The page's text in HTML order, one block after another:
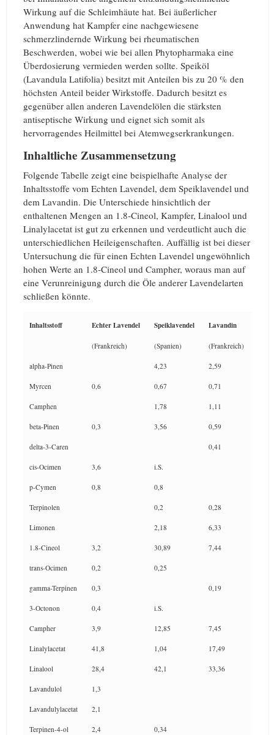
Wirkung auf die Schleimhäute hat. Bei äußerlicher
Anwendung hat Kampfer eine nachgewiesene
schmerzlindernde Wirkung bei rheumatischen
Beschwerden, wobei wie bei allen Phytopharmaka eine
Überdosierung vermieden werden sollte. Speiköl
(Lavandula Latifolia) besitzt mit Anteilen bis zu 20 % den
höchsten Anteil beider Wirkstoffe. Dadurch besitzt es
gegenüber allen anderen Lavendelölen die stärksten
antiseptische Wirkung und eignet sich somit als
hervorragendes Heilmittel bei Atemwegserkrankungen.
Inhaltliche Zusammensetzung
Folgende Tabelle zeigt eine beispielhafte Analyse der
Inhaltsstoffe vom Echten Lavendel, dem Speiklavendel und
dem Lavandin. Die Unterschiede hinsichtlich der
enthaltenen Mengen an 1.8-Cineol, Kampfer, Linalool und
Linalylacetat ist gut zu erkennen und verdeutlicht auch die
unterschiedlichen Heileigenschaften. Auffällig ist bei dieser
Untersuchung die für einen Echten Lavendel ungewöhnlich
hohen Werte an 1.8-Cineol und Campher, woraus man auf
eine Verunreinigung durch die Öle anderer Lavendelarten
schließen könnte.
Inhaltsstoff Echter Lavendel Speiklavendel Lavandin
(Frankreich) (Spanien) (Frankreich)
alpha-Pinen 4,23 2,59
Myrcen 0,6 0,67 0,71
Camphen 1,78 1,11
beta-Pinen 0,3 3,56 0,59
delta-3-Caren 0,41
cis-Ocimen 3,6 i.S.
p-Cymen 0,8 0,8
Terpinolen 0,2 0,28
Limonen 2,18 6,33
1.8-Cineol 3,2 30,89 7,44
trans-Ocimen 0,2 0,25
gamma-Terpinen 0,3 0,19
3-Octonon 0,4 i.S.
Campher 3,9 12,85 7,45
Linalylacetat 41,8 1,04 17,49
Linalool 28,4 42,1 33,36
Lavandulol 1,3
Lavandulylacetat 2,1
Terpinen-4-ol 2,4 0,34